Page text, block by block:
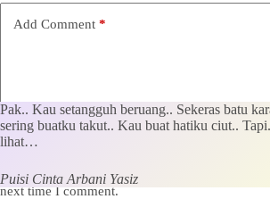
Add Comment *
Save my name, email and website in this
next time I comment.
Pak.. Kau setangguh beruang.. Sekeras batu
sering buatku takut.. Kau buat hatiku ciut..
lihat…
Puisi Cinta Arbani Yasiz